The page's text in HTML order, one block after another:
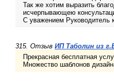
Так же хотим выразить
исчерпывающею
С уважением Руководитель
315. Отзыв ИП Таболин из
Прекрасная бесплатная
Множество шаблонов